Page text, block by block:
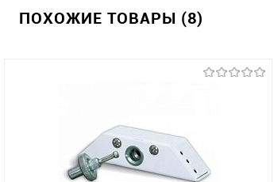
ПОХОЖИЕ ТОВАРЫ (8)